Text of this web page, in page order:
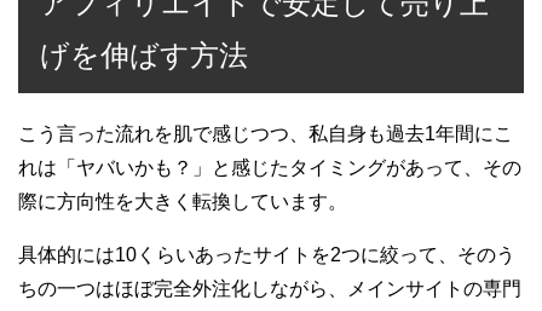
げを伸ばす方法
こう言った流れを肌で感じつつ、私自身も過去1年間にこ
れは「ヤバいかも？」と感じたタイミングがあって、その
際に方向性を大きく転換しています。
具体的には10くらいあったサイトを2つに絞って、そのう
ちの一つはほぼ完全外注化しながら、メインサイトの専門